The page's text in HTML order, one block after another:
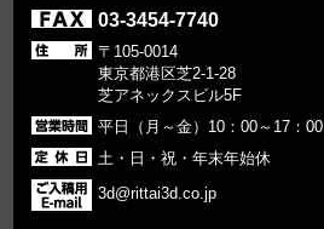
03-3454-7740
〒105-0014
東京都港区芝2-1-28
芝アネックスビル5F
平日（月～金）10：00～17：00
土・日・祝・年末年始休
3d@rittai3d.co.jp